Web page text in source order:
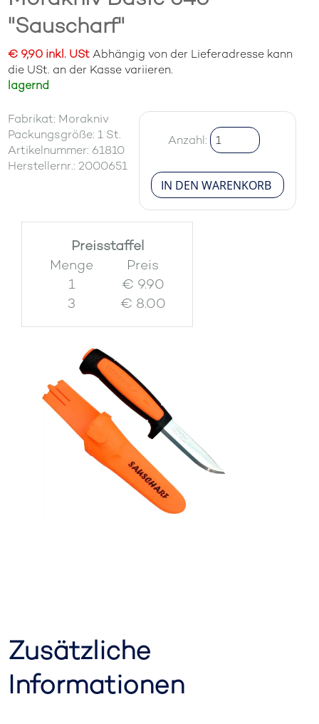
"Sauscharf"
€ 9,90 inkl. UStAbhängig von der Lieferadresse kann
die USt. an der Kasse variieren.
lagernd
Fabrikat: Morakniv
Packungsgröße: 1 St.
Artikelnummer: 61810
Herstellernr.: 2000651
Anzahl:
Preisstaffel
Menge
Preis
1
€ 9.90
3
€ 8.00
Zusätzliche
Informationen